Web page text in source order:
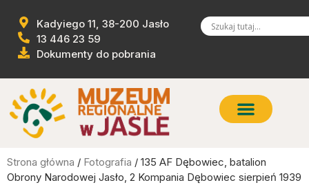
Kadyiego 11, 38-200 Jasło
13 446 23 59
Dokumenty do pobrania
Strona główna / Fotografia / 135 AF Dębowiec, batalion
Obrony Narodowej Jasło, 2 Kompania Dębowiec sierpień 1939